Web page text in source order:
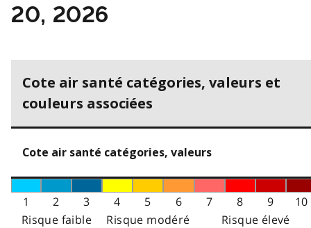
20, 2026
Cote air santé catégories, valeurs et
couleurs associées
Cote air santé catégories, valeurs
1 2 3 4 5 6 7 8 9
10
Risque faible
Risque modéré
Risque élevé